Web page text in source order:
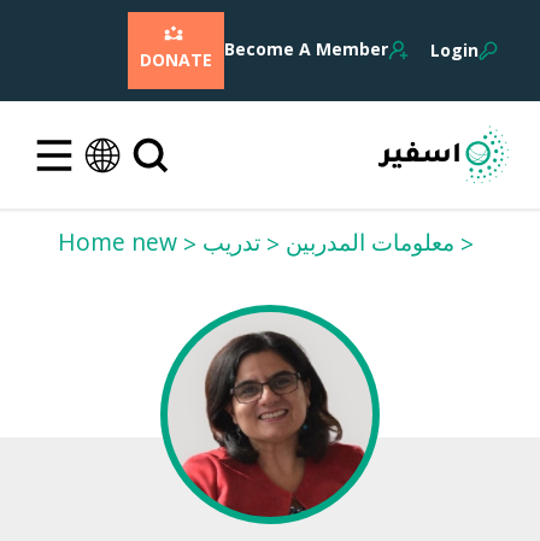
Login
Become A Member
DONATE
Home new تدريب معلومات المدربين